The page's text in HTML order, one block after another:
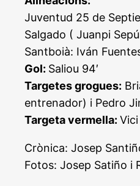
Juventud 25 de
Salgado ( Juanpi
Santboià: Iván
Gol: Saliou 94′
Targetes grogues:
entrenador) i Pedro
Targeta vermella:
Crònica: Josep
Fotos: Josep Satiño i